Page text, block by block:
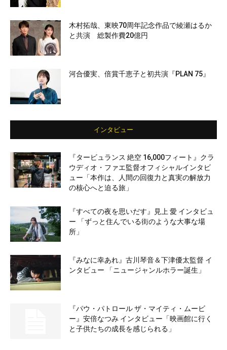
木村拓哉、東映70周年記念作品で綾瀬はるか
と共演 総製作費20億円
河合優実、倍賞千恵子と初共演『PLAN 75』
インタビュー
『タービュランス 絶空 16,000フィート』クラ
ウディオ・ファエ監督オフィシャルインタビ
ュー「本作は、人間の回復力と真実の解放力
の核心へと迫る旅」
『すべての夜を思いだす』見上 愛 インタビュ
ー 「ずっと住んでいる街のような大事な場
所」
『みなに幸あれ』古川琴音＆下津優太監督 イ
ンタビュー 「ニュージャンルホラー誕生」
『パウ・パトロール ザ・マイティ・ムービ
ー』安倍なつみ インタビュー「映画館に行く
と子供たちの成長を感じられる」